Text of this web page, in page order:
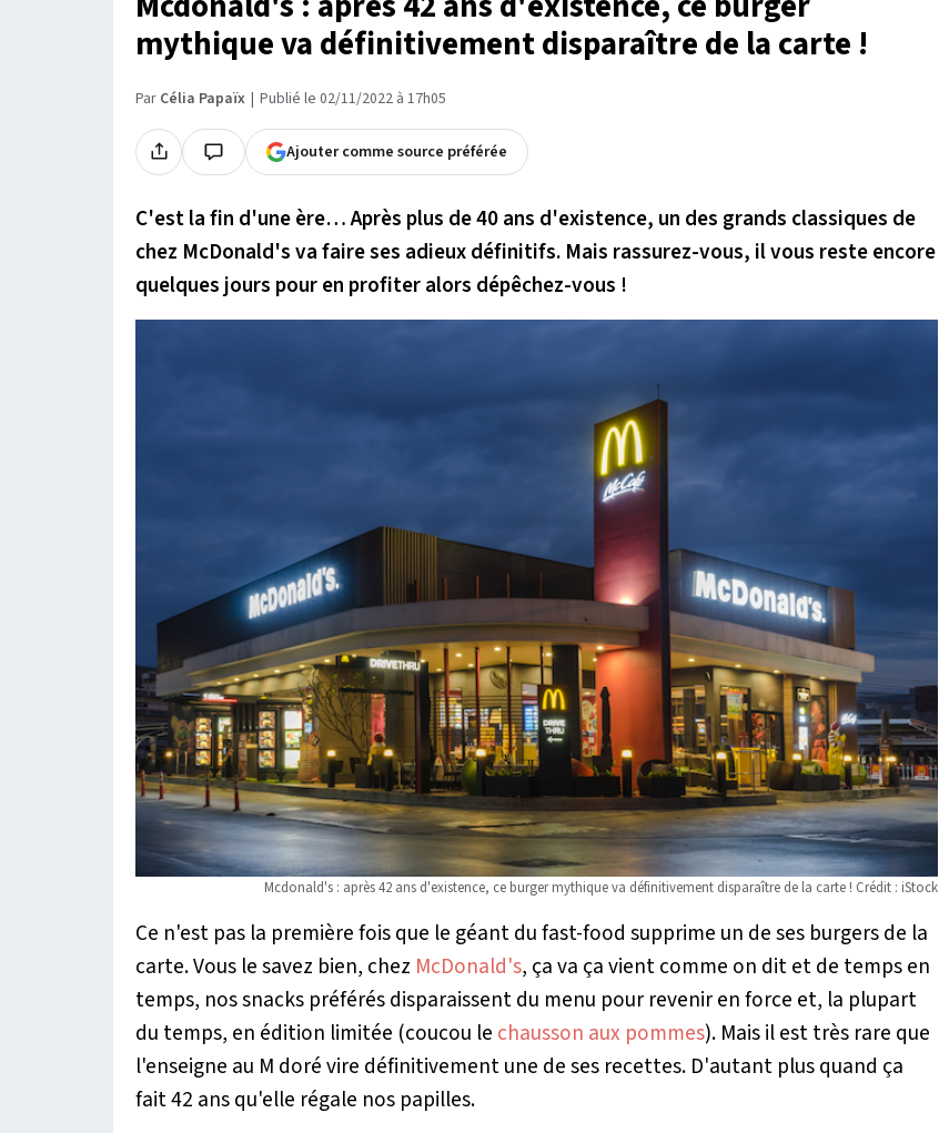
mythique va définitivement disparaître de la carte !
Par Célia Papaïx Publié le 02/11/2022 à 17h05
Ajouter comme source préférée
C'est la fin d'une ère… Après plus de 40 ans d'existence, un des grands classiques de
chez McDonald's va faire ses adieux définitifs. Mais rassurez-vous, il vous reste encore
quelques jours pour en profiter alors dépêchez-vous !
Mcdonald's : après 42 ans d'existence, ce burger mythique va définitivement disparaître de la carte ! Crédit : iStock
Ce n'est pas la première fois que le géant du fast-food supprime un de ses burgers de la
carte. Vous le savez bien, chez McDonald's, ça va ça vient comme on dit et de temps en
temps, nos snacks préférés disparaissent du menu pour revenir en force et, la plupart
du temps, en édition limitée (coucou le chausson aux pommes). Mais il est très rare que
l'enseigne au M doré vire définitivement une de ses recettes. D'autant plus quand ça
fait 42 ans qu'elle régale nos papilles.